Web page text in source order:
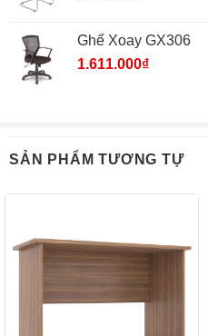
Ghế Xoay GX306
1.611.000₫
SẢN PHẨM TƯƠNG TỰ